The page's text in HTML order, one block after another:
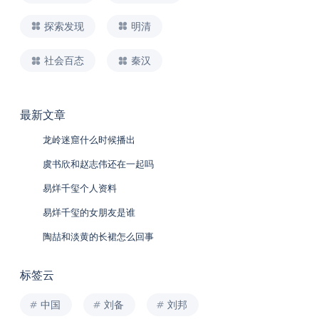
探索发现 明清
社会百态 秦汉
最新文章
龙岭迷窟什么时候播出
虞书欣和赵志伟还在一起吗
易烊千玺个人资料
易烊千玺的女朋友是谁
陶喆和淡黄的长裙怎么回事
标签云
中国 刘备 刘邦